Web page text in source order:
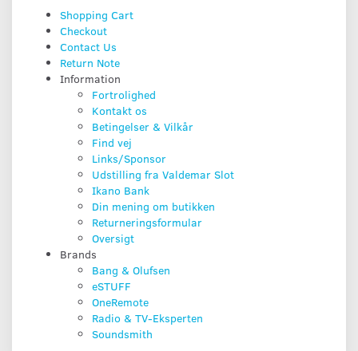
Shopping Cart
Checkout
Contact Us
Return Note
Information
Fortrolighed
Kontakt os
Betingelser & Vilkår
Find vej
Links/Sponsor
Udstilling fra Valdemar Slot
Ikano Bank
Din mening om butikken
Returneringsformular
Oversigt
Brands
Bang & Olufsen
eSTUFF
OneRemote
Radio & TV-Eksperten
Soundsmith